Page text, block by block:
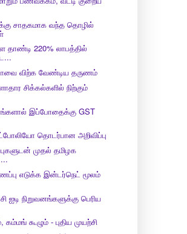
சாதகமாக வந்த தொழில்
தாண்டி 220% லாபத்தில்
விற்க வேண்டிய தருணம்
சிக்கல்களில் நிற்கும்
இப்போதைக்கு GST
தொடர்பான அறிவிப்பு
முதல் தமிழக
எடுக்க இன்டர்நெட் மூலம்
ஐடி நிறுவனங்களுக்கு பெரிய
கம்மங் கூழும் - புதிய முயற்சி